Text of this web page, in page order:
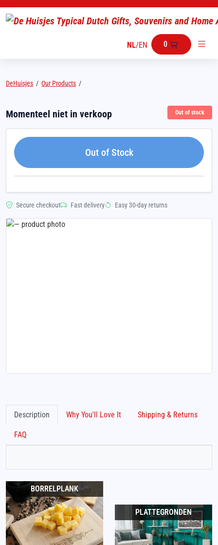
NL/EN 0
DeHuisjes / Our Products /
Momenteel niet in verkoop Out of stock
Out of Stock
Secure checkout Fast delivery Easy 30-day returns
Description Why You'll Love It Shipping & Returns
FAQ
BORRELPLANK
PLATTEGRONDEN